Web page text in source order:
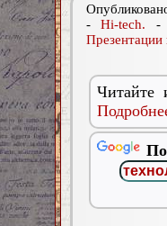
-Hi-tech.
Читайте